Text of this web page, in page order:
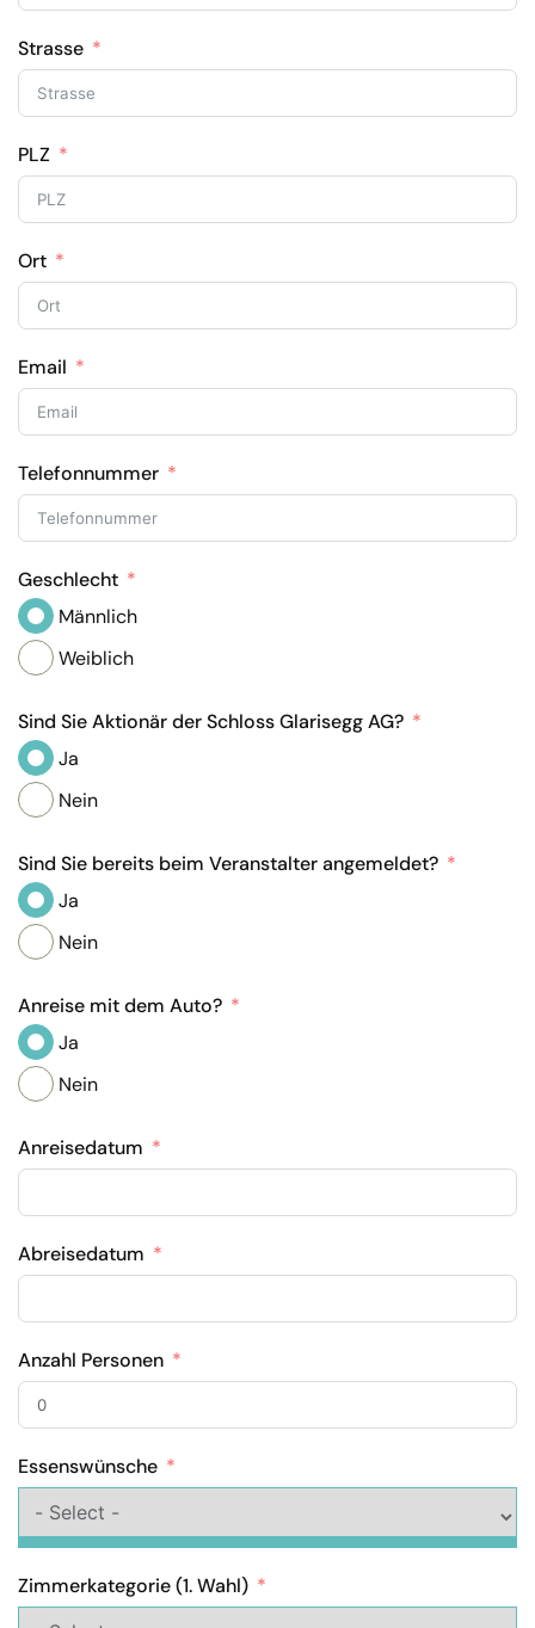
Strasse
PLZ
Ort
Email
Telefonnummer
Geschlecht
Männlich
Weiblich
Sind Sie Aktionär der Schloss Glarisegg AG?
Ja
Nein
Sind Sie bereits beim Veranstalter angemeldet?
Ja
Nein
Anreise mit dem Auto?
Ja
Nein
Anreisedatum
Abreisedatum
Anzahl Personen
Essenswünsche
Zimmerkategorie (1. Wahl)